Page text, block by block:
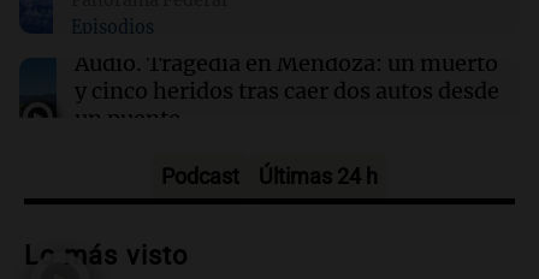
proteger el corazón es mayor de lo que se
creía
Episodios
Audio. Tragedia en Mendoza: un muerto
y cinco heridos tras caer dos autos desde
un puente
Audio.Messi llegará esta noche a
tras la muerte de su papá
Podcast Últimas 24 h
Lo más visto